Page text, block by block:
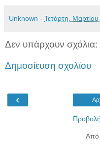
Unknown - Τετάρτη,
Δεν υπάρχουν σχόλια:
Δημοσίευση σχολίου
‹
Από